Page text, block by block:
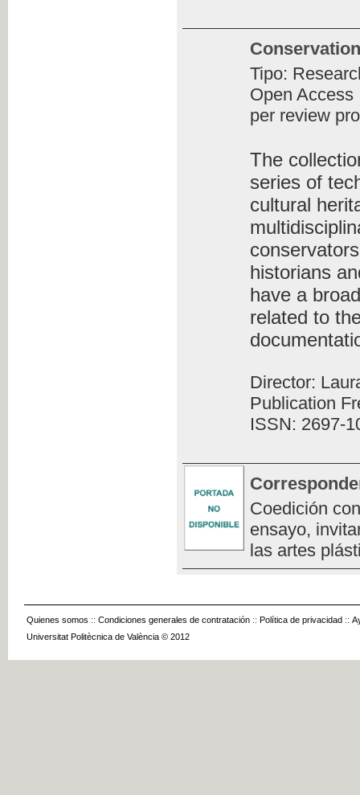
Tipo:
Open Access
per review
The
series of
cultural
historians
have a
related to
Director:
Publication
ISSN: 2697-
Coedición
ensayo,
las artes
Quienes somos :: Condiciones generales de contratación :: Política de privacidad ::
Universitat Politècnica de València © 2012